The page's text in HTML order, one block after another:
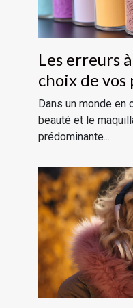
Les erreurs
choix de
maquillage
Dans un monde en
beauté et le
prédominante...